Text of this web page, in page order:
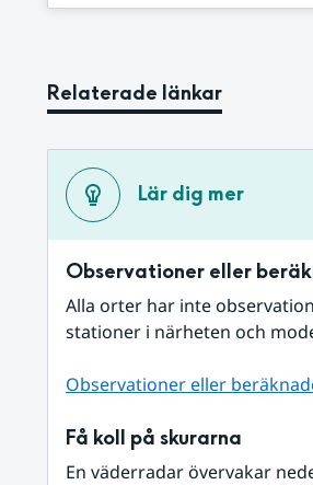
Relaterade länkar
Lär dig mer
Observationer eller
Alla orter har inte
stationer i närheten och
Observationer eller
Få koll på skurarna
En väderradar övervakar